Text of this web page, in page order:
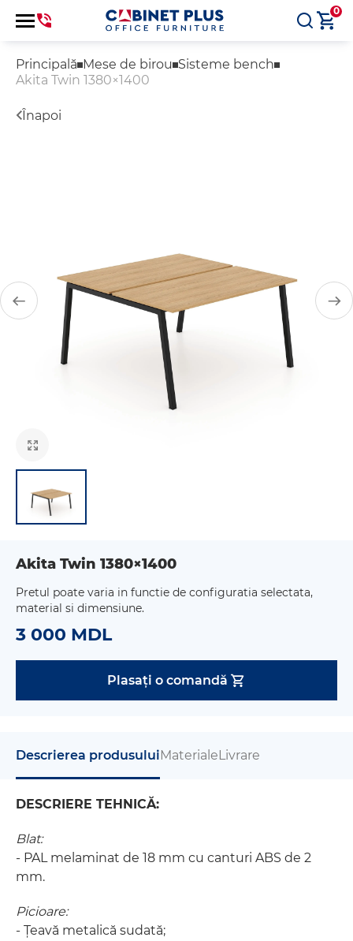
0
Principală Mese de birou Sisteme bench
Akita Twin 1380×1400
Înapoi
Akita Twin 1380×1400
Pretul poate varia in functie de configuratia selectata,
material si dimensiune.
3 000 MDL
Plasați o comandă
Descrierea produsuluiMaterialeLivrare
DESCRIERE TEHNICĂ:
Blat:
- PAL melaminat de 18 mm cu canturi ABS de 2
mm.
Picioare:
- Țeavă metalică sudată;